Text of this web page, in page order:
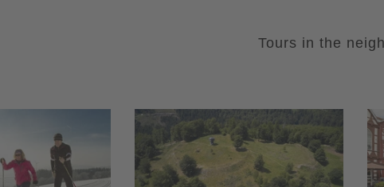
Tours in the